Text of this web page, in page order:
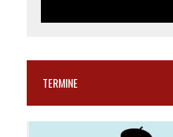
TERMINE